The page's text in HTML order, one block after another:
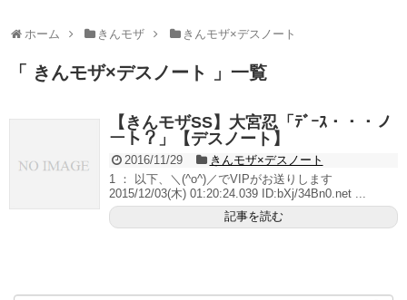
ホーム きんモザ きんモザ×デスノート
「 きんモザ×デスノート 」一覧
【きんモザSS】大宮忍「ﾃﾞｰｽ・・・ノ
ート？」【デスノート】
2016/11/29
きんモザ×デスノート
1 ： 以下、＼(^o^)／でVIPがお送りします
2015/12/03(木) 01:20:24.039 ID:bXj/34Bn0.net ...
記事を読む